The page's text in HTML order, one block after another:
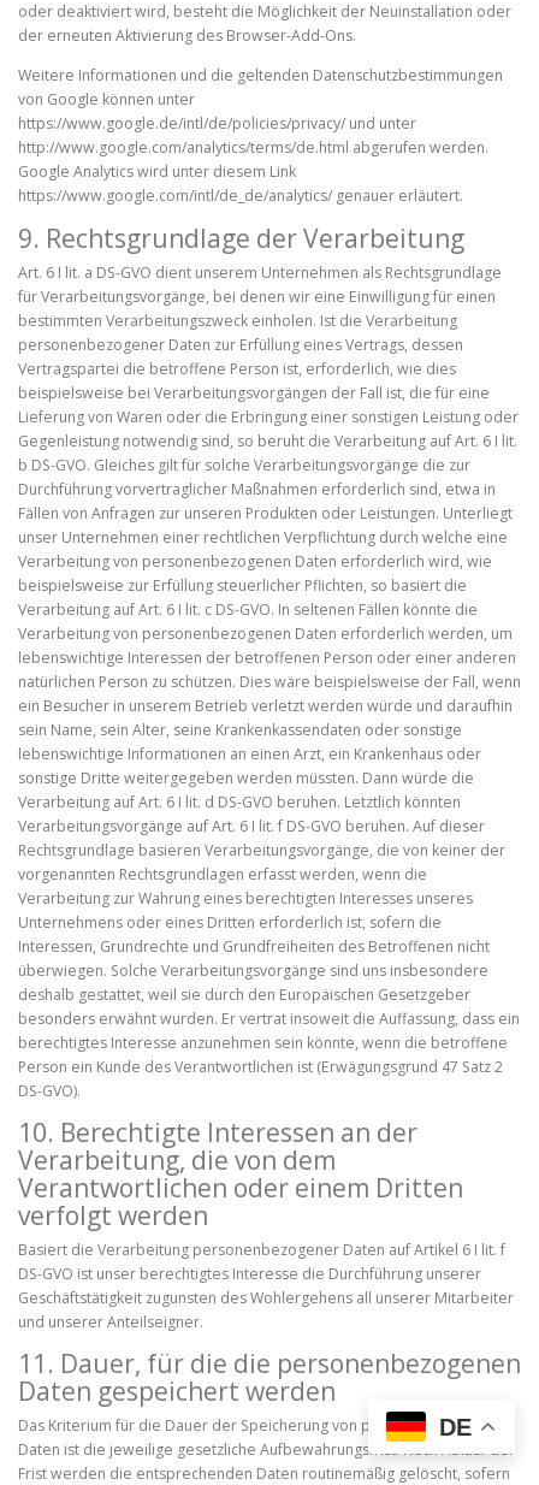
oder deaktiviert wird, besteht die Möglichkeit der Neuinstallation oder
der erneuten Aktivierung des Browser-Add-Ons.
Weitere Informationen und die geltenden Datenschutzbestimmungen
von Google können unter
https://www.google.de/intl/de/policies/privacy/ und unter
http://www.google.com/analytics/terms/de.html abgerufen werden.
Google Analytics wird unter diesem Link
https://www.google.com/intl/de_de/analytics/ genauer erläutert.
9. Rechtsgrundlage der Verarbeitung
Art. 6 I lit. a DS-GVO dient unserem Unternehmen als Rechtsgrundlage
für Verarbeitungsvorgänge, bei denen wir eine Einwilligung für einen
bestimmten Verarbeitungszweck einholen. Ist die Verarbeitung
personenbezogener Daten zur Erfüllung eines Vertrags, dessen
Vertragspartei die betroffene Person ist, erforderlich, wie dies
beispielsweise bei Verarbeitungsvorgängen der Fall ist, die für eine
Lieferung von Waren oder die Erbringung einer sonstigen Leistung oder
Gegenleistung notwendig sind, so beruht die Verarbeitung auf Art. 6 I lit.
b DS-GVO. Gleiches gilt für solche Verarbeitungsvorgänge die zur
Durchführung vorvertraglicher Maßnahmen erforderlich sind, etwa in
Fällen von Anfragen zur unseren Produkten oder Leistungen. Unterliegt
unser Unternehmen einer rechtlichen Verpflichtung durch welche eine
Verarbeitung von personenbezogenen Daten erforderlich wird, wie
beispielsweise zur Erfüllung steuerlicher Pflichten, so basiert die
Verarbeitung auf Art. 6 I lit. c DS-GVO. In seltenen Fällen könnte die
Verarbeitung von personenbezogenen Daten erforderlich werden, um
lebenswichtige Interessen der betroffenen Person oder einer anderen
natürlichen Person zu schützen. Dies wäre beispielsweise der Fall, wenn
ein Besucher in unserem Betrieb verletzt werden würde und daraufhin
sein Name, sein Alter, seine Krankenkassendaten oder sonstige
lebenswichtige Informationen an einen Arzt, ein Krankenhaus oder
sonstige Dritte weitergegeben werden müssten. Dann würde die
Verarbeitung auf Art. 6 I lit. d DS-GVO beruhen. Letztlich könnten
Verarbeitungsvorgänge auf Art. 6 I lit. f DS-GVO beruhen. Auf dieser
Rechtsgrundlage basieren Verarbeitungsvorgänge, die von keiner der
vorgenannten Rechtsgrundlagen erfasst werden, wenn die
Verarbeitung zur Wahrung eines berechtigten Interesses unseres
Unternehmens oder eines Dritten erforderlich ist, sofern die
Interessen, Grundrechte und Grundfreiheiten des Betroffenen nicht
überwiegen. Solche Verarbeitungsvorgänge sind uns insbesondere
deshalb gestattet, weil sie durch den Europäischen Gesetzgeber
besonders erwähnt wurden. Er vertrat insoweit die Auffassung, dass ein
berechtigtes Interesse anzunehmen sein könnte, wenn die betroffene
Person ein Kunde des Verantwortlichen ist (Erwägungsgrund 47 Satz 2
DS-GVO).
10. Berechtigte Interessen an der
Verarbeitung, die von dem
Verantwortlichen oder einem Dritten
verfolgt werden
Basiert die Verarbeitung personenbezogener Daten auf Artikel 6 I lit. f
DS-GVO ist unser berechtigtes Interesse die Durchführung unserer
Geschäftstätigkeit zugunsten des Wohlergehens all unserer Mitarbeiter
und unserer Anteilseigner.
11. Dauer, für die die personenbezogenen
Daten gespeichert werden
Das Kriterium für die Dauer der Speicherung von personenbezogenen
Daten ist die jeweilige gesetzliche Aufbewahrungsfrist. Nach Ablauf der
Frist werden die entsprechenden Daten routinemäßig gelöscht, sofern
DE